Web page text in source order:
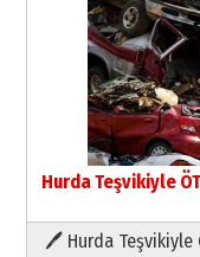
Hurda Teşvikiyle
🖊 Hurda Teşvikiyle